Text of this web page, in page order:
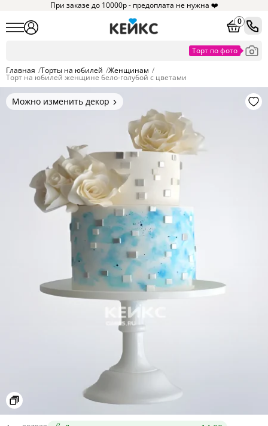
При заказе до 10000р - предоплата не нужна ❤️
0
Главная /Торты на юбилей /Женщинам /
Торт на юбилей женщине бело-голубой с цветами
Можно изменить декор
Цвет покрытия, надписи,